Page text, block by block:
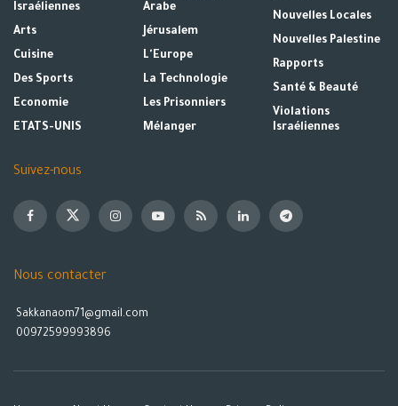
À la deuxième place, Zendaya a marqué 94,37 .
Le mannequin Bella Hadid s’est classée troisième avec un
score de 94,35.
Israéliennes
Arts
Cuisine
Des Sports
Economie
ETATS-UNIS
Arabe
Jérusalem
L'Europe
La Technologie
Les Prisonniers
Mélanger
Nouvelles Locales
Nouvelles Palestine
Rapports
Santé & Beauté
Violations
Israéliennes
Suivez-nous
Nous contacter
Sakkanaom71@gmail.com
00972599993896